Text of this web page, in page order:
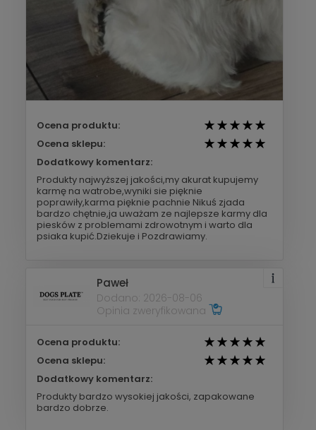
Ocena produktu:
Ocena sklepu:
Dodatkowy komentarz:
Produkty najwyższej jakości,my akurat kupujemy
karmę na watrobe,wyniki sie pięknie
poprawiły,karma pięknie pachnie Nikuś zjada
bardzo chętnie,ja uważam ze najlepsze karmy dla
piesków z problemami zdrowotnym i warto dla
psiaka kupić.Dziekuje i Pozdrawiamy.
Paweł
Dodano: 2026-08-06
Opinia zweryfikowana
Ocena produktu:
Ocena sklepu:
Dodatkowy komentarz:
Produkty bardzo wysokiej jakości, zapakowane
bardzo dobrze.